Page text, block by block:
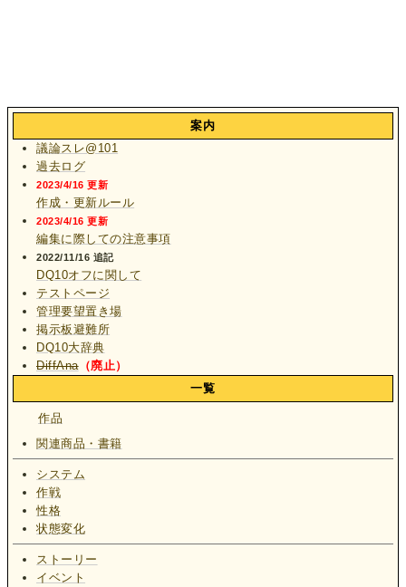
案内
議論スレ@101
過去ログ
2023/4/16 更新
作成・更新ルール
2023/4/16 更新
編集に際しての注意事項
2022/11/16 追記
DQ10オフに関して
テストページ
管理要望置き場
掲示板避難所
DQ10大辞典
DiffAna（廃止）
一覧
作品
関連商品・書籍
システム
作戦
性格
状態変化
ストーリー
イベント